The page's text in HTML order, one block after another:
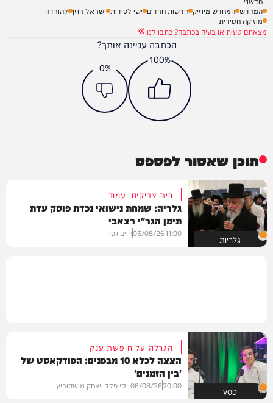
המחדש המחדש מיוזיק חדשות חרדים ישי לפידות ישראל רוזן להורדה
מוזיקה חסידית
מצאתם טעות או בעיה בכתבה? כתבו לנו
הכתבה עניינה אותך?
100%
0%
תוכן שאסור לפספס
גלריות
בית צדיקים יעמוד
גלריה: שמחת נישואי נכדת פוסק עדת
תימן הגר"י רצאבי
11:00
05/08/26חיים גפן
VOD
הגרלה על חופשת ענק
הצצה לכלא 10 מבפנים: הפודקאסט של
'בין הזמנים'
20:00
06/08/26יוסי פלד ויצחק מושקוביץ